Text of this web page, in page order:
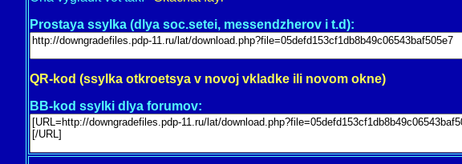
Prostaya ssylka (dlya soc.setei, messendzherov i t.d):
QR-kod (ssylka otkroetsya v novoj vkladke ili novom okne)
BB-kod ssylki dlya forumov: